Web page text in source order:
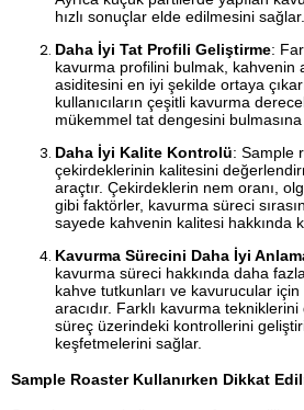
hızlı sonuçlar elde edilmesini sağlar.
Daha İyi Tat Profili Geliştirme:
kavurma profilini bulmak, kahvenin
asiditesini en iyi şekilde ortaya
kullanıcıların çeşitli kavurma
mükemmel tat dengesini bulmasına
Daha İyi Kalite Kontrolü: Sample
çekirdeklerinin kalitesini
araçtır. Çekirdeklerin nem oranı,
gibi faktörler, kavurma süreci
sayede kahvenin kalitesi hakkında
Kavurma Sürecini Daha İyi
kavurma süreci hakkında daha
kahve tutkunları ve kavurucular
aracıdır. Farklı kavurma tekniklerini
süreç üzerindeki kontrollerini
keşfetmelerini sağlar.
Sample Roaster Kullanırken Dikkat